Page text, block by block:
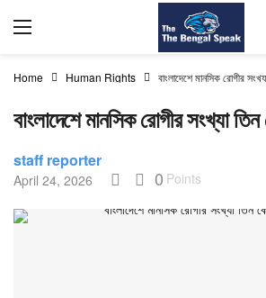
Home Human Rights বাংলাদেশে মানসিক রোগীর
বাংলাদেশে মানসিক রোগীর সংখ্যা
staff reporter
April 24, 2026 0 Points